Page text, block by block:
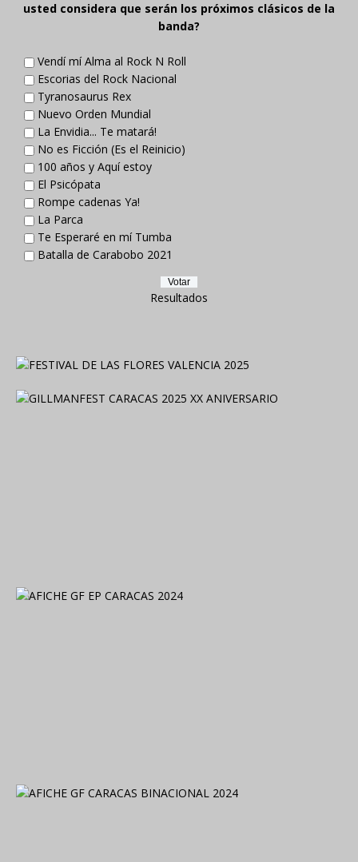
usted considera que serán los próximos clásicos de la
banda?
Vendí mí Alma al Rock N Roll
Escorias del Rock Nacional
Tyranosaurus Rex
Nuevo Orden Mundial
La Envidia... Te matará!
No es Ficción (Es el Reinicio)
100 años y Aquí estoy
El Psicópata
Rompe cadenas Ya!
La Parca
Te Esperaré en mí Tumba
Batalla de Carabobo 2021
Resultados